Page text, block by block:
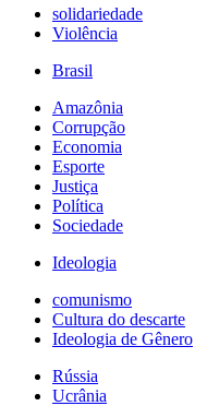
solidariedade
Violência
Brasil
Amazônia
Corrupção
Economia
Esporte
Justiça
Política
Sociedade
Ideologia
comunismo
Cultura do descarte
Ideologia de Gênero
Rússia
Ucrânia